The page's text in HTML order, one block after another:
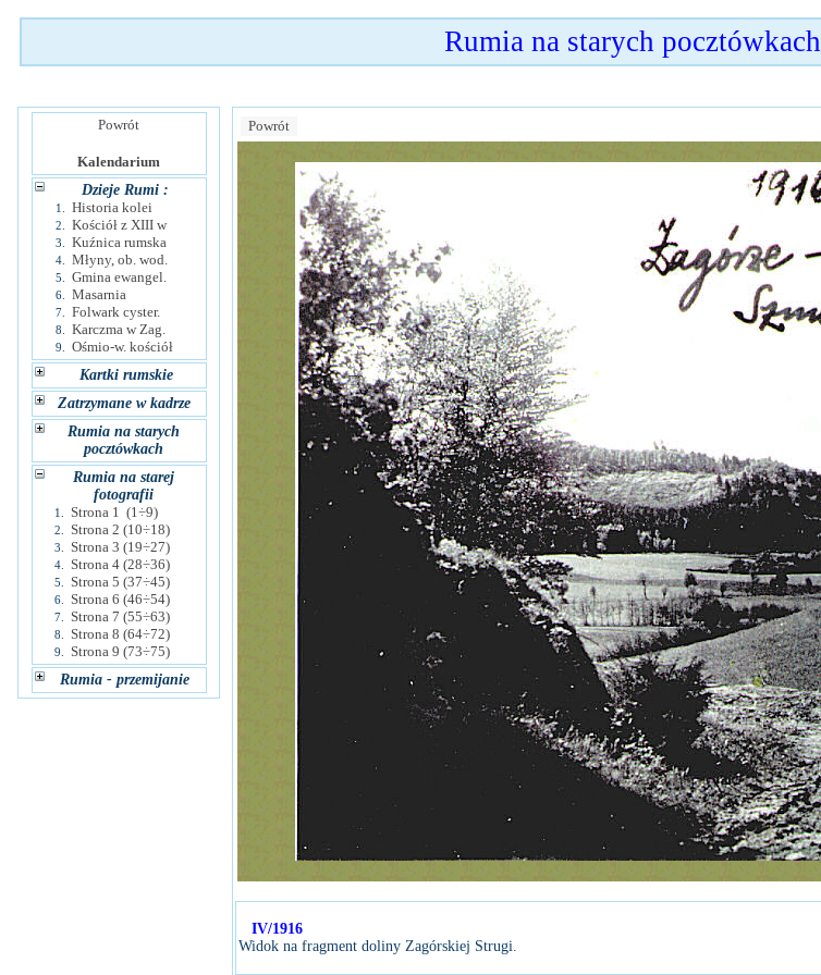
Rumia na starych pocztówkach
Powrót
Kalendarium
Dzieje Rumi :
1. Historia kolei
2. Kościół z XIII w
3. Kuźnica rumska
4. Młyny, ob. wod.
5. Gmina ewangel.
6. Masarnia
7. Folwark cyster.
8. Karczma w Zag.
9.
Ośmio-w. kościół
Kartki rumskie
Zatrzymane w kadrze
Rumia na starych
pocztówkach
Rumia na starej
fotografii
1. Strona 1 (1÷9)
2. Strona 2 (10÷18)
3. Strona 3 (19÷27)
4. Strona 4 (28÷36)
5. Strona 5 (37÷45)
6. Strona 6 (46÷54)
7. Strona 7 (55÷63)
8. Strona 8 (64÷72)
9.
Strona 9 (73÷75)
Rumia - przemijanie
Powrót
IV/1916
Widok na fragment doliny Zagórskiej Strugi.